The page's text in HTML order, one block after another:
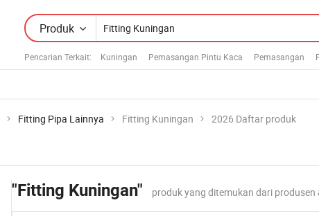
Produk
Pencarian Terkait: Kuningan Pemasangan Pintu Kaca Pemasangan
Fitting Pipa Lainnya Fitting Kuningan 2026 Daftar produk
"Fitting Kuningan" produk yang ditemukan dari produsen